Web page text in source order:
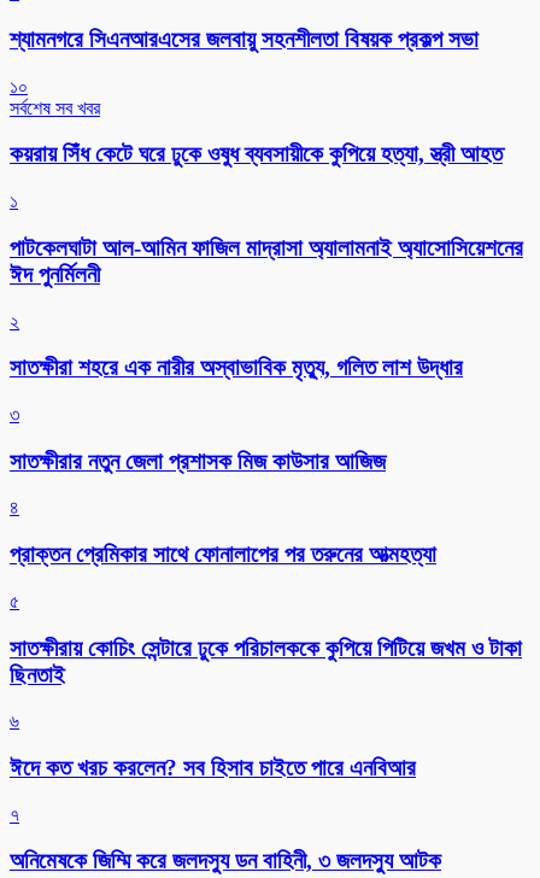
শ্যামনগরে সিএনআরএসের জলবায়ু সহনশীলতা বিষয়ক প্রকল্প সভা
১০
সর্বশেষ সব খবর
কয়রায় সিঁধ কেটে ঘরে ঢুকে ওষুধ ব্যবসায়ীকে কুপিয়ে হত্যা, স্ত্রী আহত
১
পাটকেলঘাটা আল-আমিন ফাজিল মাদ্রাসা অ্যালামনাই অ্যাসোসিয়েশনের
ঈদ পুনর্মিলনী
২
সাতক্ষীরা শহরে এক নারীর অস্বাভাবিক মৃত্যু, গলিত লাশ উদ্ধার
৩
সাতক্ষীরার নতুন জেলা প্রশাসক মিজ কাউসার আজিজ
৪
প্রাক্তন প্রেমিকার সাথে ফোনালাপের পর তরুনের আত্মহত্যা
৫
সাতক্ষীরায় কোচিং সেন্টারে ঢুকে পরিচালককে কুপিয়ে পিটিয়ে জখম ও টাকা
ছিনতাই
৬
ঈদে কত খরচ করলেন? সব হিসাব চাইতে পারে এনবিআর
৭
অনিমেষকে জিম্মি করে জলদস্যু ডন বাহিনী, ৩ জলদস্যু আটক